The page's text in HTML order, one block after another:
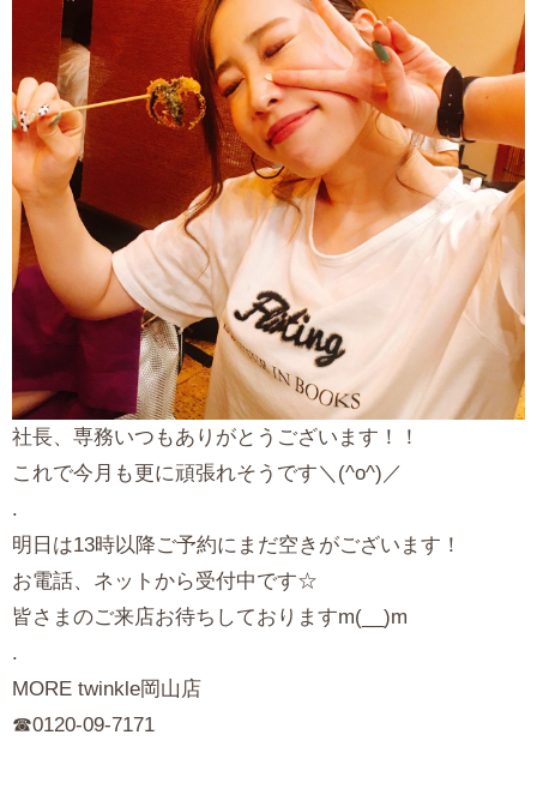
社長、専務いつもありがとうございます！！
これで今月も更に頑張れそうです＼(^o^)／
.
明日は13時以降ご予約にまだ空きがございます！
お電話、ネットから受付中です☆
皆さまのご来店お待ちしておりますm(__)m
.
MORE twinkle岡山店
☎︎0120-09-7171